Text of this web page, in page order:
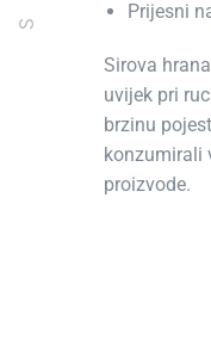
Prijesni
Sirova
uvijek pri
brzinu
konzumirali
proizvode.